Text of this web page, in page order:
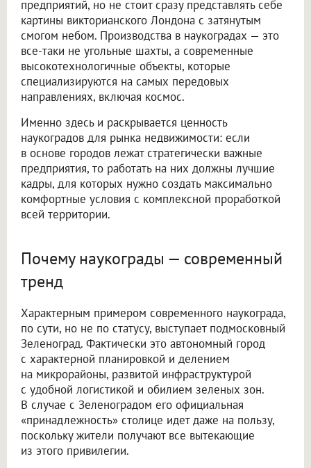
предприятий, но не стоит сразу представлять себе
картины викторианского Лондона с затянутым
смогом небом. Производства в наукоградах — это
все-таки не угольные шахты, а современные
высокотехнологичные объекты, которые
специализируются на самых передовых
направлениях, включая космос.
Именно здесь и раскрывается ценность
наукоградов для рынка недвижимости: если
в основе городов лежат стратегически важные
предприятия, то работать на них должны лучшие
кадры, для которых нужно создать максимально
комфортные условия с комплексной проработкой
всей территории.
Почему наукограды — современный
тренд
Характерным примером современного наукограда,
по сути, но не по статусу, выступает подмосковный
Зеленоград. Фактически это автономный город
с характерной планировкой и делением
на микрорайоны, развитой инфраструктурой
с удобной логистикой и обилием зеленых зон.
В случае с Зеленоградом его официальная
«принадлежность» столице идет даже на пользу,
поскольку жители получают все вытекающие
из этого привилегии.